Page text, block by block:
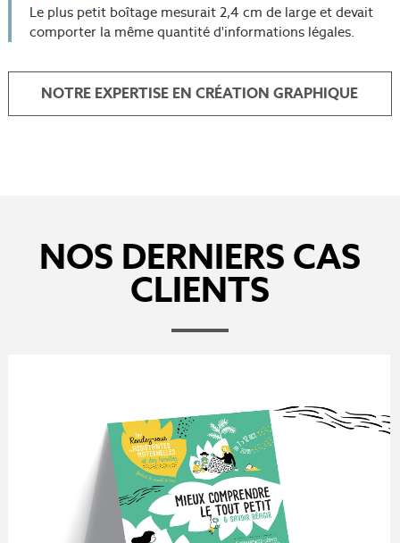
Le plus petit boîtage mesurait 2,4 cm de large et devait
comporter la même quantité d'informations légales.
NOTRE EXPERTISE EN CRÉATION GRAPHIQUE
NOS DERNIERS CAS
CLIENTS